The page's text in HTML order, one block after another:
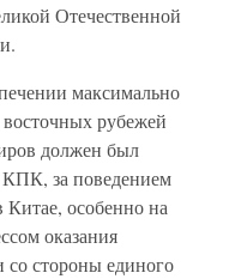
Отечественной
максимально
рубежей
должен был
за поведением
особенно на
оказания
со стороны единого